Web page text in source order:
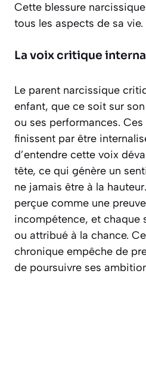
Cette blessure
tous les aspects de sa vie.
La voix critique
Le parent narcissique
enfant, que ce soit sur
ou ses performances.
finissent par être
d’entendre cette voix
tête, ce qui génère un
ne jamais être à la hauteur.
perçue comme une
incompétence, et chaque
ou attribué à la chance.
chronique empêche de
de poursuivre ses